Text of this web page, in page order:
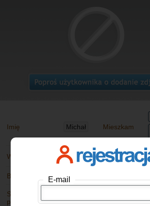
Imię Michał Mieszkam
Wiek 61 lat
Jak
mieszkam
Budowa ciała Normalna
Stosunek do
papierosów
alkoholu
E-mail